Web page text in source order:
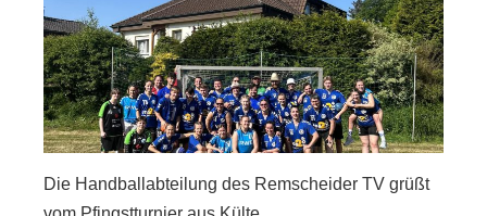
Die Handballabteilung des Remscheider TV grüßt